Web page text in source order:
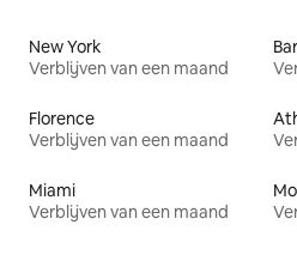
New York
Verblijven van een maand
Florence
Verblijven van een maand
Miami
Verblijven van een maand